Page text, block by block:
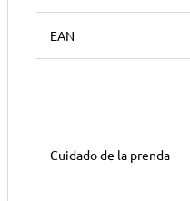
EAN
Cuidado de la prenda